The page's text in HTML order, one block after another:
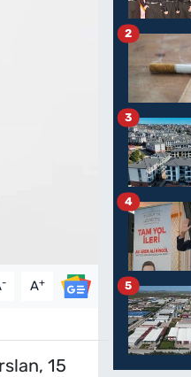
- A+
15
2
3
4
5